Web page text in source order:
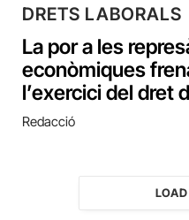
DRETS LABORALS
La por a les
econòmiques
l’exercici del dret
Redacció